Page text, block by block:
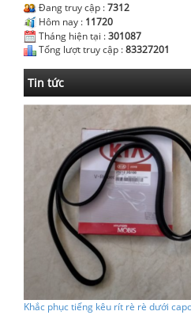
Đang truy cập :7312
Hôm nay : 11720
Tháng hiện tại :301087
Tổng lượt truy cập :83327201
Tin tức
Khắc phục tiếng kêu rít rè rè dưới